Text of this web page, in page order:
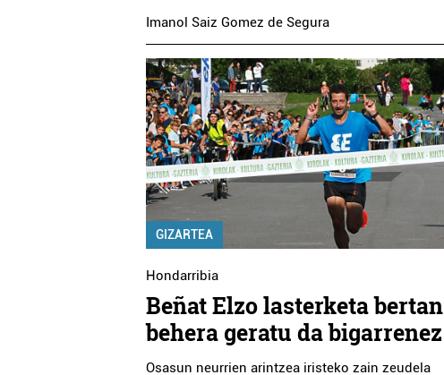
Imanol Saiz Gomez de Segura
GIZARTEA
Hondarribia
Beñat Elzo lasterketa bertan
behera geratu da bigarrenez
Osasun neurrien arintzea iristeko zain zeudela